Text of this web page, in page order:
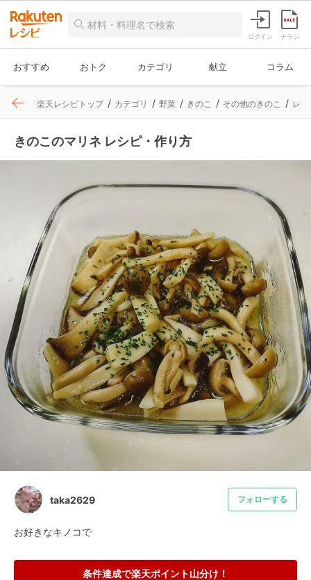
ログイン チラシ
おすすめ おトク カテゴリ 献立 コラム
楽天レシピトップ カテゴリ 野菜 きのこ その他のきのこ レ
きのこのマリネ レシピ・作り方
taka2629 フォローする
お好きなキノコで
条件達成で楽天ポイント山分け！